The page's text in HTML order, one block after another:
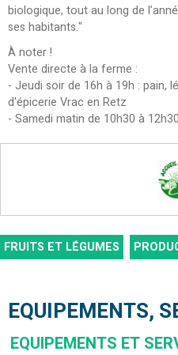
biologique, tout au long de
ses habitants."
À noter !
Vente directe à la ferme :
- Jeudi soir de 16h à 19h : pain,
d'épicerie Vrac en Retz
- Samedi matin de 10h30 à
FRUITS ET LÉGUMES
EQUIPEMENTS,
EQUIPEMENTS ET